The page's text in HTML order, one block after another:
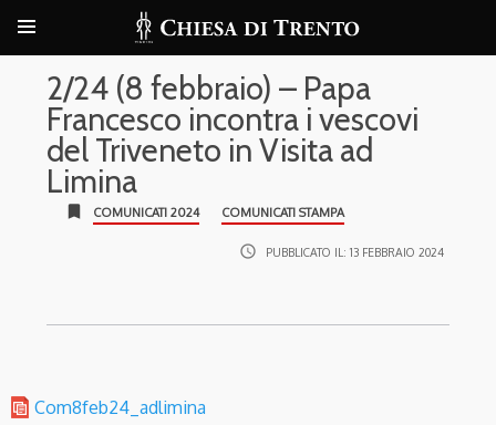
2/24 (8 febbraio) – Papa
Francesco incontra i vescovi
del Triveneto in Visita ad
Limina
bookmark COMUNICATI 2024 COMUNICATI STAMPA
access_time PUBBLICATO IL: 13 FEBBRAIO 2024
Com8feb24_adlimina